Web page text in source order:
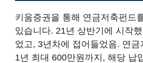
키움증권을 통해 연금저축펀드
있습니다. 21년 상반기에 시작
었고, 3년차에 접어들었음. 연금
1년 최대 600만원까지, 해당 납